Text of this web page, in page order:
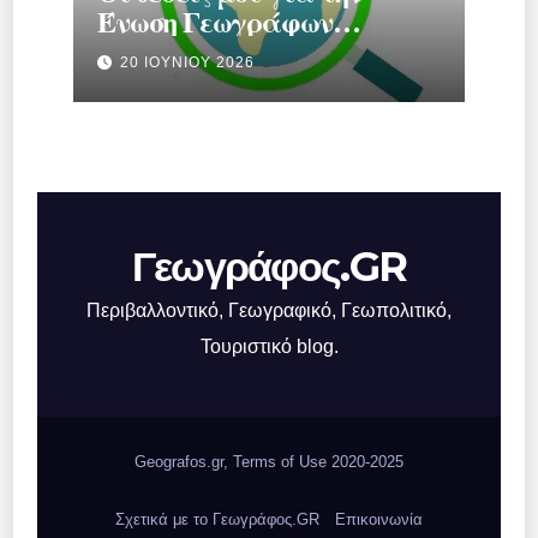
Ένωση Γεωγράφων
Ελλάδας.
20 ΙΟΥΝΊΟΥ 2026
Γεωγράφος.GR
Περιβαλλοντικό, Γεωγραφικό, Γεωπολιτικό,
Τουριστικό blog.
Geografos.gr, Terms of Use 2020-2025
Σχετικά με το Γεωγράφος.GR Επικοινωνία